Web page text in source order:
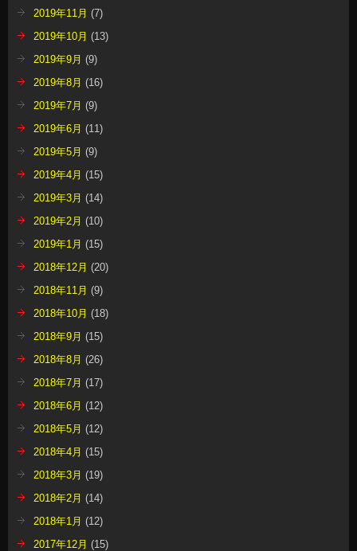
2019年11月 (7)
2019年10月 (13)
2019年9月 (9)
2019年8月 (16)
2019年7月 (9)
2019年6月 (11)
2019年5月 (9)
2019年4月 (15)
2019年3月 (14)
2019年2月 (10)
2019年1月 (15)
2018年12月 (20)
2018年11月 (9)
2018年10月 (18)
2018年9月 (15)
2018年8月 (26)
2018年7月 (17)
2018年6月 (12)
2018年5月 (12)
2018年4月 (15)
2018年3月 (19)
2018年2月 (14)
2018年1月 (12)
2017年12月 (15)